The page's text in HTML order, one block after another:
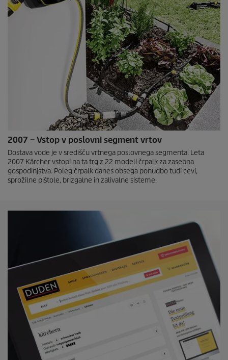
2007 – Vstop v poslovni segment vrtov
Dostava vode je v središču vrtnega poslovnega segmenta. Leta
2007 Kärcher vstopi na ta trg z 22 modeli črpalk za zasebna
gospodinjstva. Poleg črpalk danes obsega ponudbo tudi cevi,
sprožilne pištole, brizgalne in zalivalne sisteme.